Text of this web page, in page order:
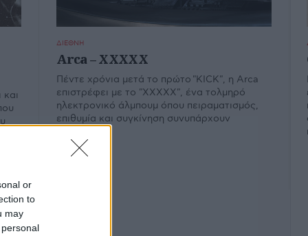
or
to
may
ΔΙΕΘΝΗ
Arca – XXXXX
Πέντε χρόνια μετά το πρώτο "KICK", η Arca
επιστρέφει με το "XXXXX", ένα τολμηρό
ηλεκτρονικό άλμπουμ όπου πειραματισμός,
επιθυμία και συγκίνηση συνυπάρχουν